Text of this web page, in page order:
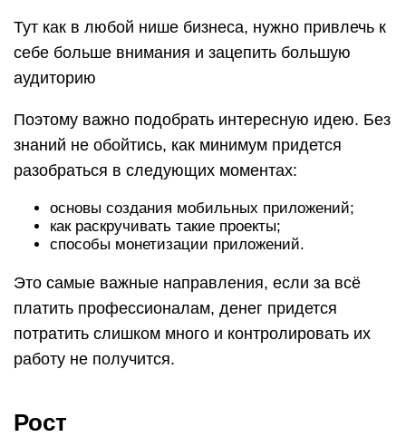
Тут как в любой нише бизнеса, нужно привлечь к
себе больше внимания и зацепить большую
аудиторию
Поэтому важно подобрать интересную идею. Без
знаний не обойтись, как минимум придется
разобраться в следующих моментах:
основы создания мобильных приложений;
как раскручивать такие проекты;
способы монетизации приложений.
Это самые важные направления, если за всё
платить профессионалам, денег придется
потратить слишком много и контролировать их
работу не получится.
Рост